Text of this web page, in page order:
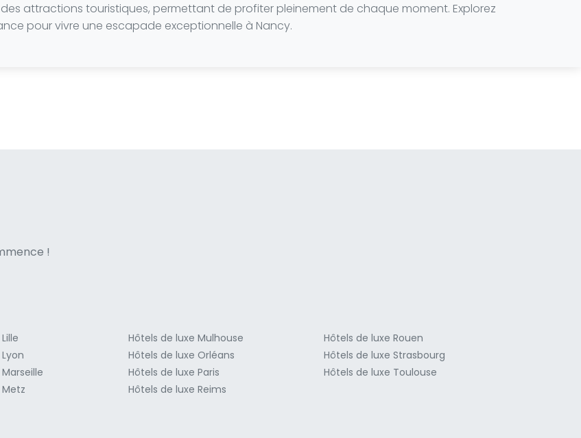
attractions touristiques, permettant de profiter pleinement de chaque moment. Explorez
pour vivre une escapade exceptionnelle à Nancy.
!
italiana
Hôtels de luxe Mulhouse
Hôtels de luxe Orléans
Hôtels de luxe Paris
Hôtels de luxe Reims
Hôtels de luxe Rouen
Hôtels de luxe Strasbourg
Hôtels de luxe Toulouse